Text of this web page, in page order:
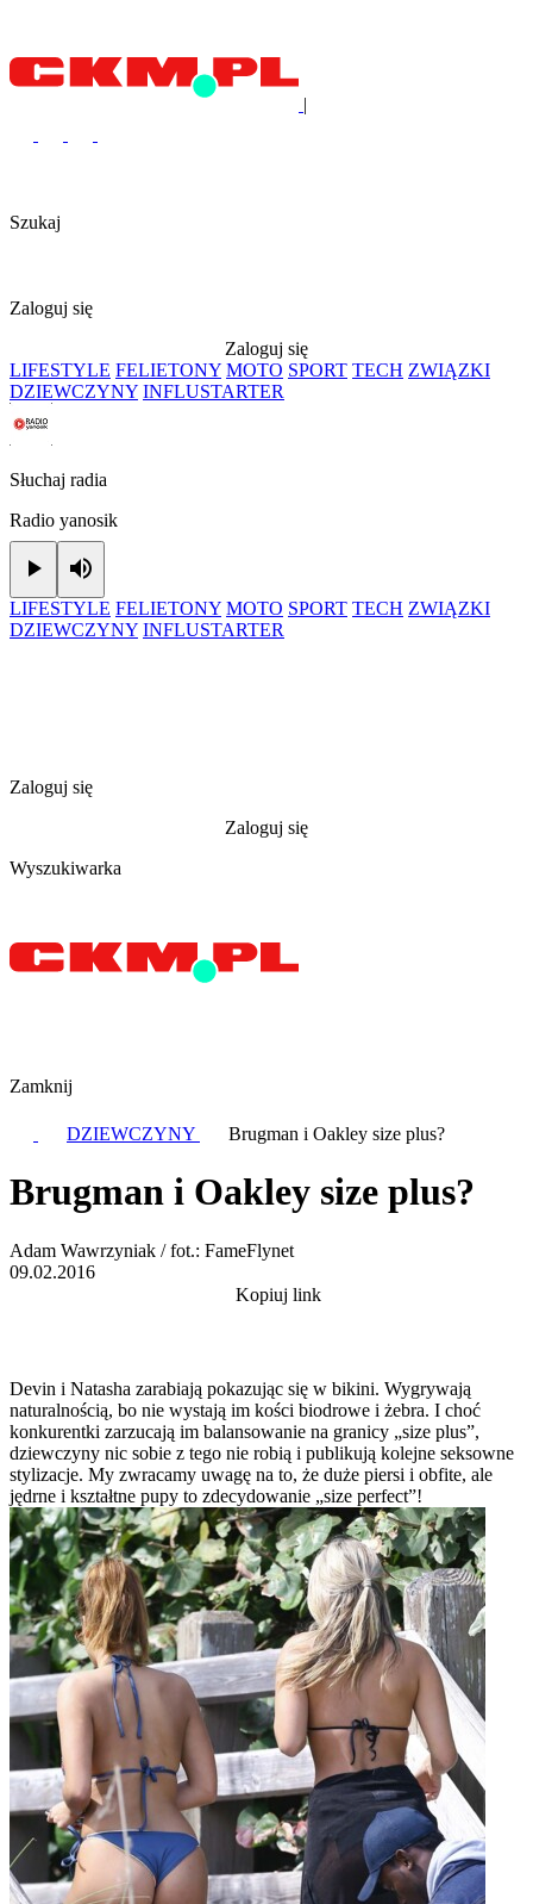
|
Szukaj
Zaloguj się
Zaloguj się
LIFESTYLE FELIETONY MOTO SPORT TECH ZWIĄZKI
DZIEWCZYNY INFLUSTARTER
Słuchaj radia
Radio yanosik
Play
LIFESTYLE FELIETONY MOTO SPORT TECH ZWIĄZKI
DZIEWCZYNY INFLUSTARTER
Zaloguj się
Zaloguj się
Wyszukiwarka
Zamknij
DZIEWCZYNY Brugman i Oakley size plus?
Brugman i Oakley size plus?
Adam Wawrzyniak / fot.: FameFlynet
09.02.2016
Kopiuj link
Devin i Natasha zarabiają pokazując się w bikini. Wygrywają
naturalnością, bo nie wystają im kości biodrowe i żebra. I choć
konkurentki zarzucają im balansowanie na granicy „size plus”,
dziewczyny nic sobie z tego nie robią i publikują kolejne seksowne
stylizacje. My zwracamy uwagę na to, że duże piersi i obfite, ale
jędrne i kształtne pupy to zdecydowanie „size perfect”!